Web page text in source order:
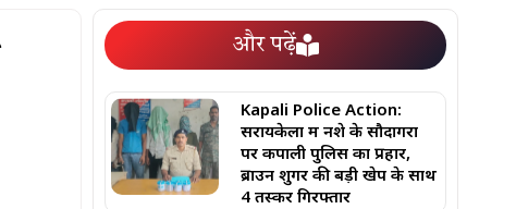
और पढ़ें
Kapali Police Action:
सरायकेला में नशे के सौदागरों
पर कपाली पुलिस का प्रहार,
ब्राउन शुगर की बड़ी खेप के साथ
4 तस्कर गिरफ्तार